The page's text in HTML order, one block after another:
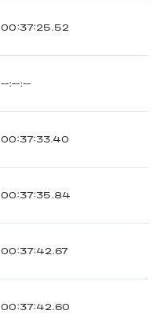
00:37:25.52
--:--:--
00:37:33.40
00:37:35.84
00:37:42.67
00:37:42.60